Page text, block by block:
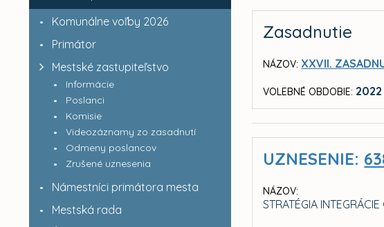
Komunálne voľby 2026
Primátor
Mestské zastupiteľstvo
Informácie
Poslanci
Komisie
Videozáznamy zo zasadnutí
Odmeny poslancov
Zrušené uznesenia
Námestníci primátora mesta
Mestská rada
Zasadnutie
NÁZOV: XXVII.
VOLEBNÉ OBDOBIE:
UZNESENIE:
NÁZOV:
STRATÉGIA